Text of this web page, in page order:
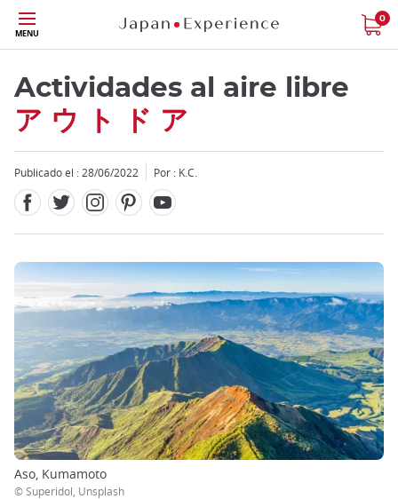
Tamaño
MENU
0
Actividades al aire libre
ア ウ ト ド ア
Publicado el : 28/06/2022 Por : K.C.
Aso, Kumamoto
© Superidol, Unsplash
Close